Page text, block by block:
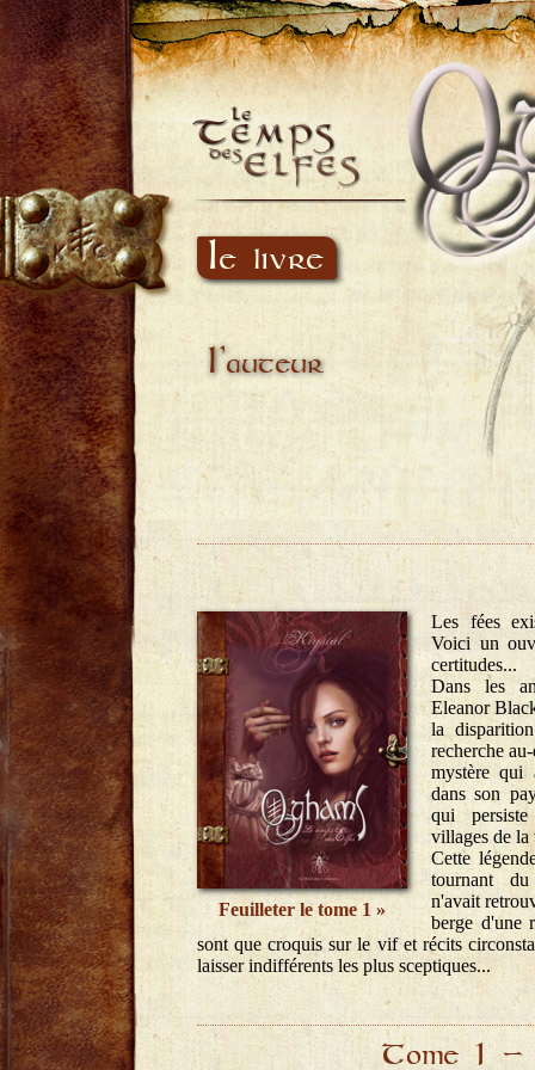
Feuilleter le tome 1
Les fées
Voici un
certitudes...
Dans les
Eleanor
la
recherche
mystère qui
dans son
qui
villages de la
Cette
tournant
n'avait
berge d'une
sont que croquis sur le vif et récits
laisser indifférents les plus sceptiques...
Tome 1 -
Le livre
L'auteur